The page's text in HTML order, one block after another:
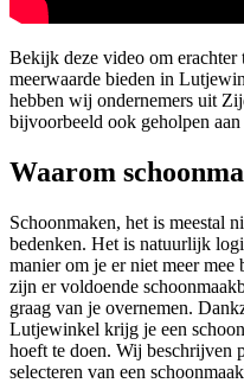
Bekijk deze video om
meerwaarde bieden in
hebben wij ondernemers uit
bijvoorbeeld ook geholpen aan
Waarom
Schoonmaken, het is meestal
bedenken. Het is natuurlijk
manier om je er niet meer
zijn er voldoende
graag van je overnemen.
Lutjewinkel krijg je een
hoeft te doen. Wij beschrijven
selecteren van een